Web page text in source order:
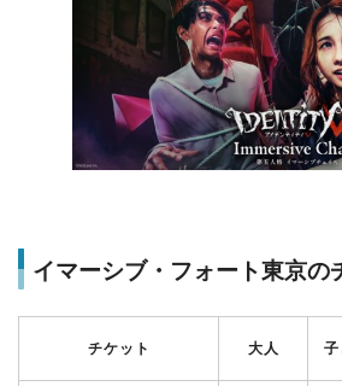
イマーシブ・フォート東京の
チケット 大人 子